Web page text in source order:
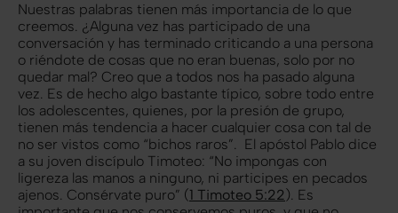
Nuestras palabras tienen más importancia de lo que
creemos. ¿Alguna vez has participado de una
conversación y has terminado criticando a una persona
o riéndote de cosas que no eran buenas, solo por no
quedar mal? Creo que a todos nos ha pasado alguna
vez. Es de hecho algo bastante típico, sobre todo entre
los adolescentes, quienes, por la presión de grupo,
tienen más tendencia a hacer cualquier cosa con tal de
no ser vistos como “bichos raros”. El apóstol Pablo dice
a su joven discípulo Timoteo: “No impongas con
ligereza las manos a ninguno, ni participes en pecados
ajenos. Consérvate puro” (1 Timoteo 5:22). Es